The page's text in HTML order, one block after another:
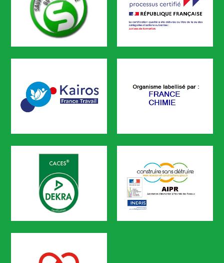
SST Qualiopi
KAIROS FRANCE CHIMIE
CACES AIPR